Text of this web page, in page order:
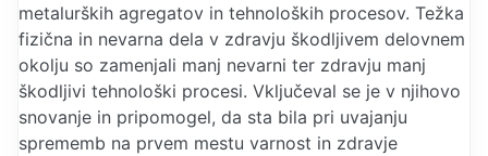
metalurških agregatov in tehnoloških procesov. Težka
fizična in nevarna dela v zdravju škodljivem delovnem
okolju so zamenjali manj nevarni ter zdravju manj
škodljivi tehnološki procesi. Vključeval se je v njihovo
snovanje in pripomogel, da sta bila pri uvajanju
sprememb na prvem mestu varnost in zdravje